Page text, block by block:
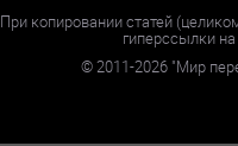
При копировании статей
гиперссылки
©2011-2026 "Мир